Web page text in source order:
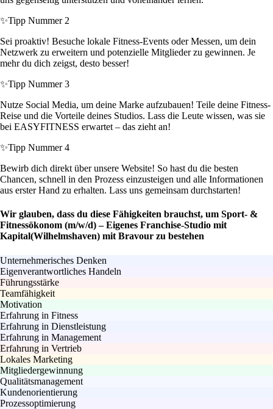
✨Tipp Nummer 2
Sei proaktiv! Besuche lokale Fitness-Events oder Messen, um dein
Netzwerk zu erweitern und potenzielle Mitglieder zu gewinnen. Je
mehr du dich zeigst, desto besser!
✨Tipp Nummer 3
Nutze Social Media, um deine Marke aufzubauen! Teile deine Fitness-
Reise und die Vorteile deines Studios. Lass die Leute wissen, was sie
bei EASYFITNESS erwartet – das zieht an!
✨Tipp Nummer 4
Bewirb dich direkt über unsere Website! So hast du die besten
Chancen, schnell in den Prozess einzusteigen und alle Informationen
aus erster Hand zu erhalten. Lass uns gemeinsam durchstarten!
Wir glauben, dass du diese Fähigkeiten brauchst, um Sport- &
Fitnessökonom (m/w/d) – Eigenes Franchise-Studio mit
Kapital(Wilhelmshaven) mit Bravour zu bestehen
Unternehmerisches Denken
Eigenverantwortliches Handeln
Führungsstärke
Teamfähigkeit
Motivation
Erfahrung in Fitness
Erfahrung in Dienstleistung
Erfahrung in Management
Erfahrung in Vertrieb
Lokales Marketing
Mitgliedergewinnung
Qualitätsmanagement
Kundenorientierung
Prozessoptimierung